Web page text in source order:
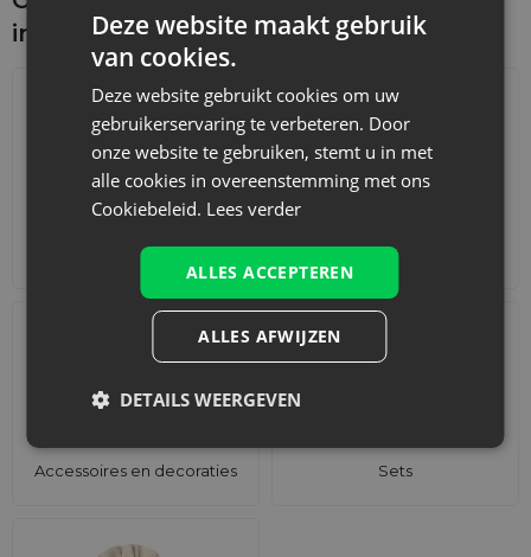
interesseren
Adventskalenders Katoenen zakjes
Accessoires en decoraties Sets
Deze website maakt gebruik
van cookies.
Deze website gebruikt cookies om uw
gebruikerservaring te verbeteren. Door
onze website te gebruiken, stemt u in met
alle cookies in overeenstemming met ons
Cookiebeleid. Lees verder
ALLES ACCEPTEREN
ALLES AFWIJZEN
DETAILS WEERGEVEN